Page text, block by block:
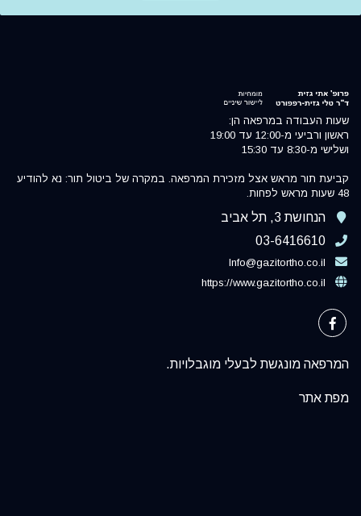
שעות העבודה במרפאה הן:
ראשון ורביעי מ-12:00 עד 19:00
ושלישי מ-8:30 עד 15:30
קביעת תור מראש אצל מזכירת המרפאה. במקרה של ביטול תור: נא להודיע
48 שעות מראש לפחות.
הנחושת 3, תל אביב
03-6416610
Info@gazitortho.co.il
https://www.gazitortho.co.il
המרפאה מונגשת לבעלי מוגבלויות.
מפת אתר